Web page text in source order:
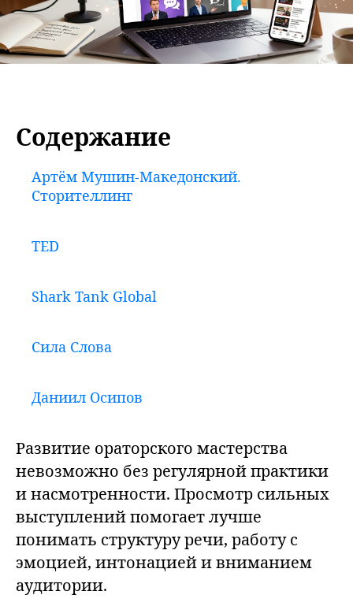
Содержание
Артём Мушин-Македонский.
Сторителлинг
TED
Shark Tank Global
Сила Слова
Даниил Осипов
Развитие ораторского мастерства
невозможно без регулярной практики
и насмотренности. Просмотр сильных
выступлений помогает лучше
понимать структуру речи, работу с
эмоцией, интонацией и вниманием
аудитории.